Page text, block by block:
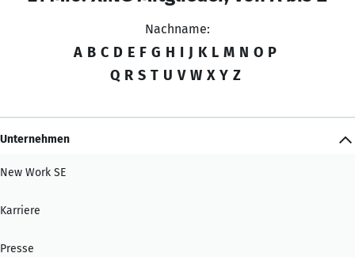
Nachname:
A B C D E F G H I J K L M N O P
Q R S T U V W X Y Z
Unternehmen
New Work SE
Karriere
Presse